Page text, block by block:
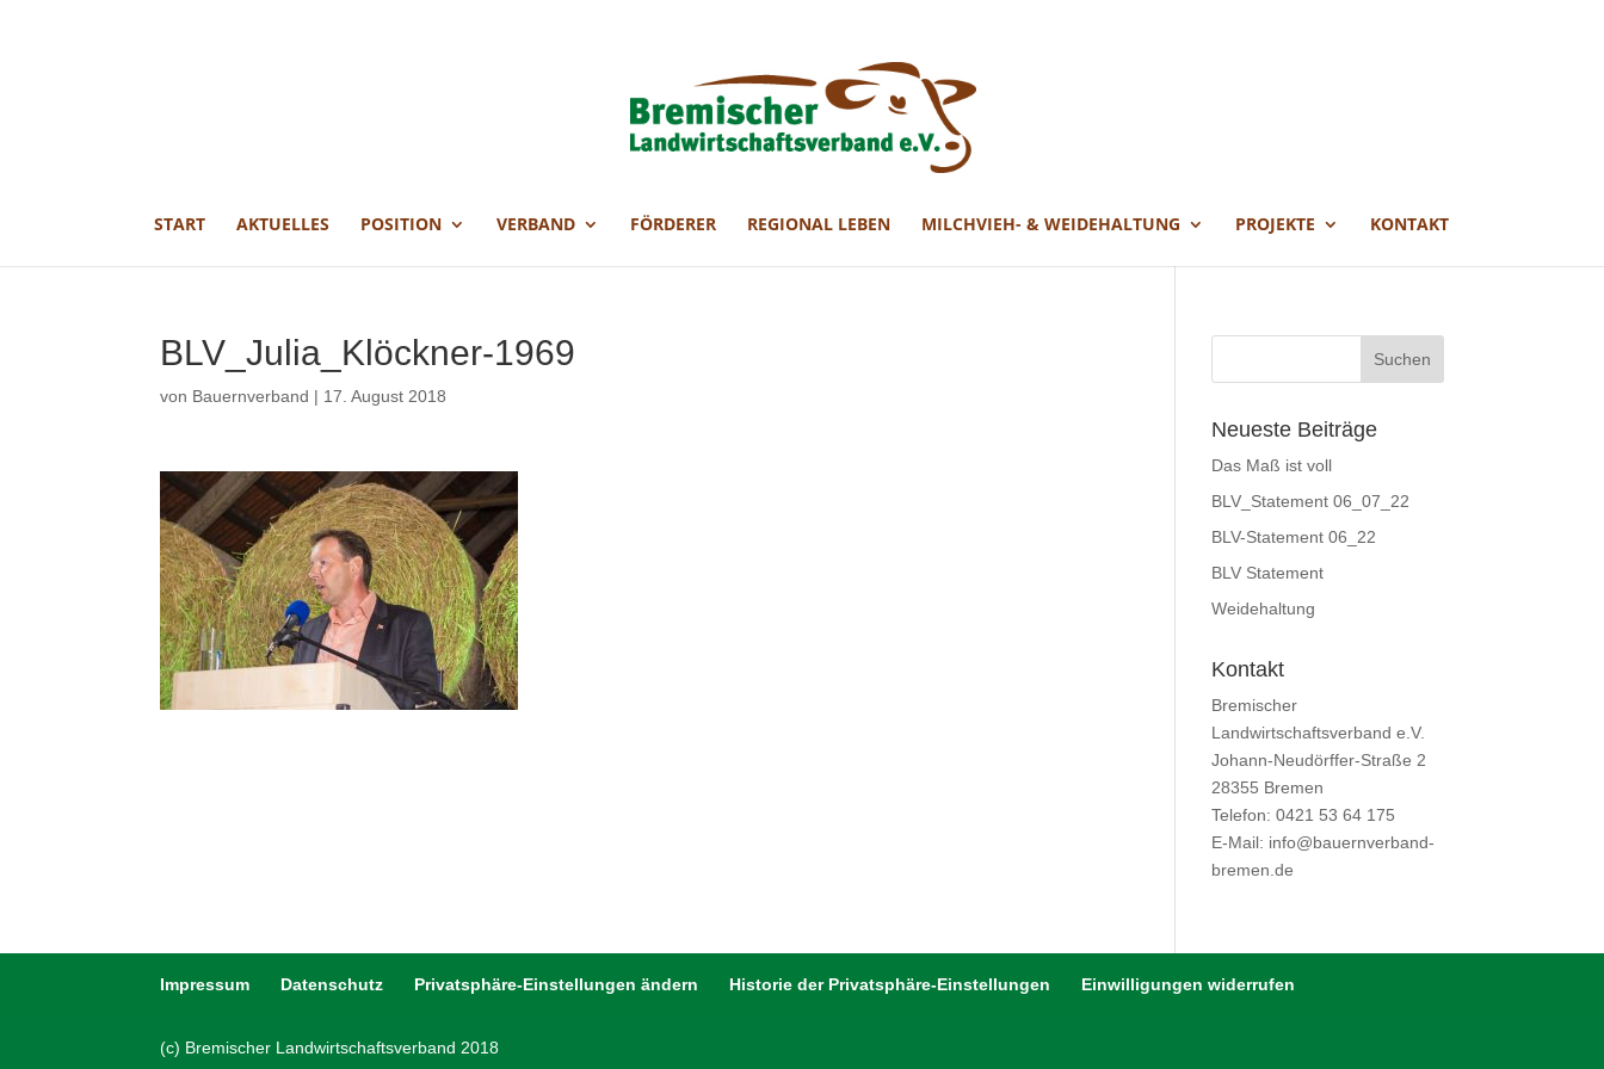
START AKTUELLES POSITION VERBAND FÖRDERER REGIONAL LEBEN MILCHVIEH- & WEIDEHALTUNG PROJEKTE KONTAKT
BLV_Julia_Klöckner-1969
von Bauernverband | 17. August 2018
Neueste Beiträge
Das Maß ist voll
BLV_Statement 06_07_22
BLV-Statement 06_22
BLV Statement
Weidehaltung
Kontakt
Bremischer
Landwirtschaftsverband e.V.
Johann-Neudörffer-Straße 2
28355 Bremen
Telefon: 0421 53 64 175
E-Mail: info@bauernverband-
bremen.de
Impressum Datenschutz Privatsphäre-Einstellungen ändern Historie der Privatsphäre-Einstellungen Einwilligungen widerrufen
(c) Bremischer Landwirtschaftsverband 2018